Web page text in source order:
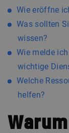
Wie eröffne
Was sollten
wissen?
Wie melde
wichtige
Welche
helfen?